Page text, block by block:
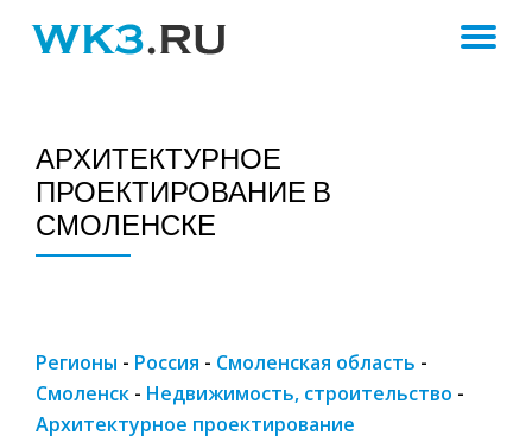
АРХИТЕКТУРНОЕ
ПРОЕКТИРОВАНИЕ В
СМОЛЕНСКЕ
Регионы - Россия - Смоленская область -
Смоленск - Недвижимость, строительство -
Архитектурное проектирование